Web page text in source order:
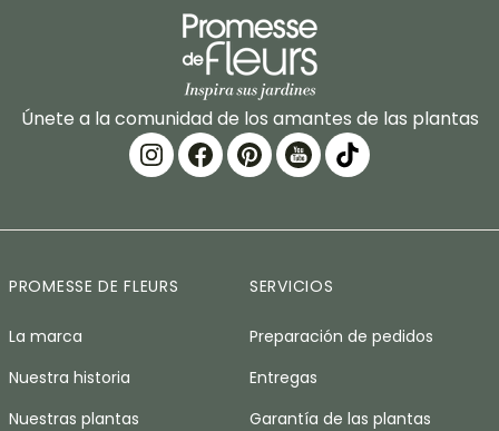
Únete a la comunidad de los amantes de las plantas
PROMESSE DE FLEURS
La marca
Nuestra historia
Nuestras plantas
SERVICIOS
Preparación de pedidos
Entregas
Garantía de las plantas